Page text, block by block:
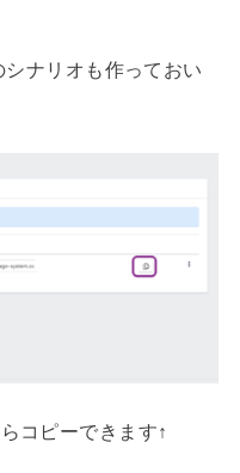
ナリオも作っておい
コピーできます↑